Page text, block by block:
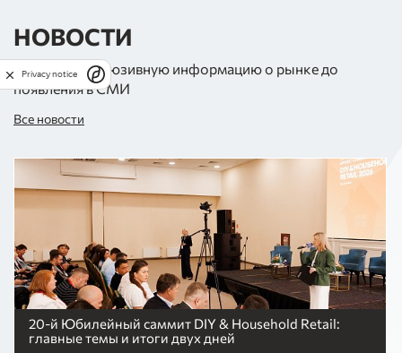
НОВОСТИ
Узнайте эксклюзивную информацию о рынке до
появления в СМИ
Все новости
20-й Юбилейный саммит DIY & Household Retail:
главные темы и итоги двух дней
Privacy notice